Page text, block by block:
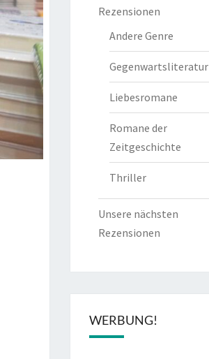
Rezensionen
Andere Genre
Gegenwartsliteratur
Liebesromane
Romane der
Zeitgeschichte
Thriller
Unsere nächsten
Rezensionen
WERBUNG!